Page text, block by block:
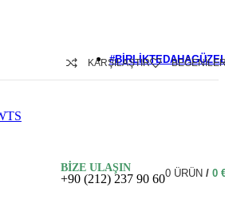
KARŞILAŞTIR
Seyşeller
BİZE ULAŞIN
+90 (212) 237 90 600 ÜRÜN / 0